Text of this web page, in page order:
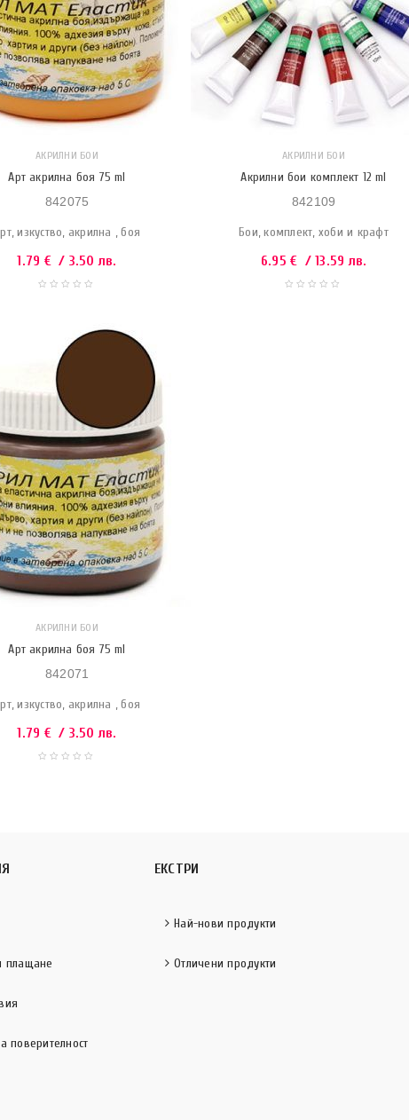
АКРИЛНИ БОИ
Арт акрилна боя 75 ml
842075
изкуство, акрилна , боя
1.79 € / 3.50 лв.
АКРИЛНИ БОИ
Акрилни бои комплект 12 ml
842109
Бои, комплект, хоби и крафт
6.95 € / 13.59 лв.
АКРИЛНИ БОИ
Арт акрилна боя 75 ml
842071
изкуство, акрилна , боя
1.79 € / 3.50 лв.
плащане
поверителност
ЕКСТРИ
Най-нови продукти
Отличени продукти